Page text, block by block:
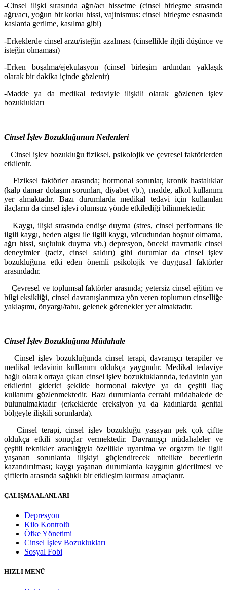
-Cinsel ilişki sırasında ağrı/acı hissetme (cinsel birleşme sırasında
ağrı/acı, yoğun bir korku hissi, vajinismus: cinsel birleşme esnasında
kaslarda gerilme, kasılma gibi)
-Erkeklerde cinsel arzu/isteğin azalması (cinsellikle ilgili düşünce ve
isteğin olmaması)
-Erken boşalma/ejekulasyon (cinsel birleşim ardından yaklaşık
olarak bir dakika içinde gözlenir)
-Madde ya da medikal tedaviyle ilişkili olarak gözlenen işlev
bozuklukları
Cinsel İşlev Bozukluğunun Nedenleri
Cinsel işlev bozukluğu fiziksel, psikolojik ve çevresel faktörlerden
etkilenir.
Fiziksel faktörler arasında; hormonal sorunlar, kronik hastalıklar
(kalp damar dolaşım sorunları, diyabet vb.), madde, alkol kullanımı
yer almaktadır. Bazı durumlarda medikal tedavi için kullanılan
ilaçların da cinsel işlevi olumsuz yönde etkilediği bilinmektedir.
Kaygı, ilişki sırasında endişe duyma (stres, cinsel performans ile
ilgili kaygı, beden algısı ile ilgili kaygı, vücudundan hoşnut olmama,
ağrı hissi, suçluluk duyma vb.) depresyon, önceki travmatik cinsel
deneyimler (taciz, cinsel saldırı) gibi durumlar da cinsel işlev
bozukluğuna etki eden önemli psikolojik ve duygusal faktörler
arasındadır.
Çevresel ve toplumsal faktörler arasında; yetersiz cinsel eğitim ve
bilgi eksikliği, cinsel davranışlarımıza yön veren toplumun cinselliğe
yaklaşımı, önyargı/tabu, gelenek görenekler yer almaktadır.
Cinsel İşlev Bozukluğuna Müdahale
Cinsel işlev bozukluğunda cinsel terapi, davranışçı terapiler ve
medikal tedavinin kullanımı oldukça yaygındır. Medikal tedaviye
bağlı olarak ortaya çıkan cinsel işlev bozukluklarında, tedavinin yan
etkilerini giderici şekilde hormonal takviye ya da çeşitli ilaç
kullanımı gözlenmektedir. Bazı durumlarda cerrahi müdahalede de
bulunulmaktadır (erkeklerde ereksiyon ya da kadınlarda genital
bölgeyle ilişkili sorunlarda).
Cinsel terapi, cinsel işlev bozukluğu yaşayan pek çok çiftte
oldukça etkili sonuçlar vermektedir. Davranışçı müdahaleler ve
çeşitli teknikler aracılığıyla özellikle uyarılma ve orgazm ile ilgili
yaşanan sorunlarda ilişkiyi güçlendirecek nitelikte becerilerin
kazandırılması; kaygı yaşanan durumlarda kaygının giderilmesi ve
çiftlerin arasında sağlıklı bir etkileşim kurması amaçlanır.
ÇALIŞMA ALANLARI
Depresyon
Kilo Kontrolü
Öfke Yönetimi
Cinsel İşlev Bozuklukları
Sosyal Fobi
HIZLI MENÜ